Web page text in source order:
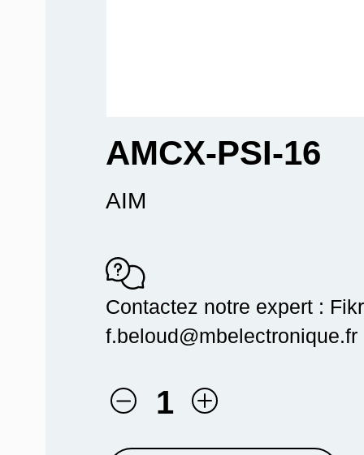
AMCX-PSI-16
AIM
Contactez notre expert :
1